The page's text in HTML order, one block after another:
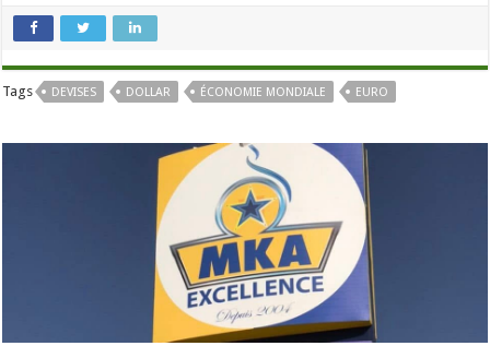
Tags DEVISES DOLLAR ÉCONOMIE MONDIALE EURO